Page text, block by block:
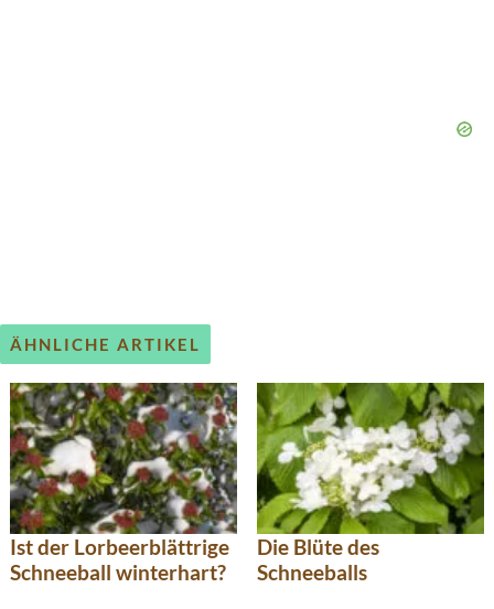
ÄHNLICHE ARTIKEL
Ist der Lorbeerblättrige
Schneeball winterhart?
Die Blüte des
Schneeballs